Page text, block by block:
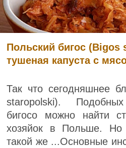
Польский бигос (Bigos
тушеная капуста с
Так что сегодняшнее
staropolski).
бигосо можно найти
хозяйок в Польше. Но
такой же ...Основные